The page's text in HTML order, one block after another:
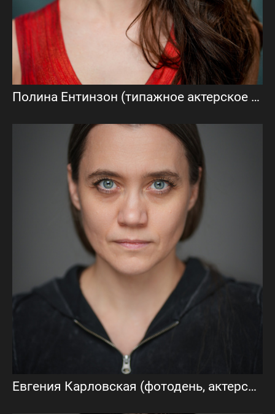
Полина Ентинзон (типажное актерское портфолио)
Евгения Карловская (фотодень, актерское портфолио)